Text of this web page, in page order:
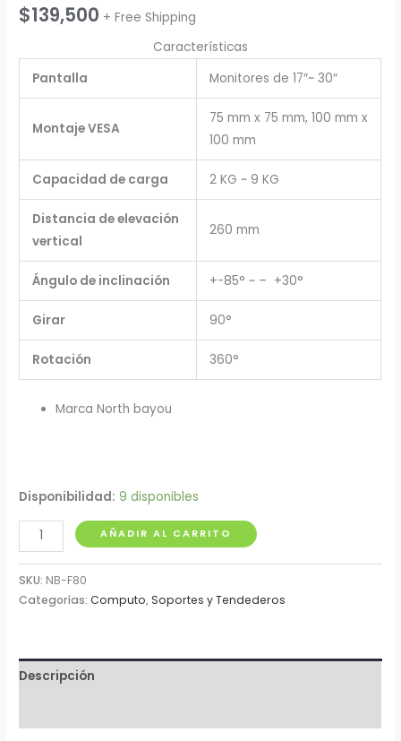
$139,500 + Free Shipping
Características
Pantalla
Monitores de 17″~ 30″
Montaje VESA
75 mm x 75 mm, 100 mm x
100 mm
Capacidad de carga 2 KG ~ 9 KG
Distancia de elevación
vertical
260 mm
Ángulo de inclinación +-85° ~ – +30°
Girar 90°
Rotación 360°
Marca North bayou
Disponibilidad: 9 disponibles
Soporte
de
Brazo
Flexible
17"
NB
AÑADIR AL CARRITO
SKU: NB-F80
Categorías:Computo,Soportes y Tendederos
Descripción